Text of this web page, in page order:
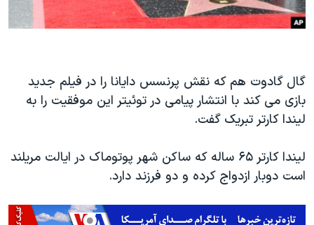
گال گادوت هم که نقش پرنسس دایانا را در فیلم جدید
بازی می کند با انتشار پیامی در توئیتر این موفقیت را به
لیندا کارتر تبریک گفت.
لیندا کارتر ۶۵ ساله که ساکن شهر پوتوماک در ایالت مریلند
است دوبار ازدواج کرده و دو فرزند دارد.